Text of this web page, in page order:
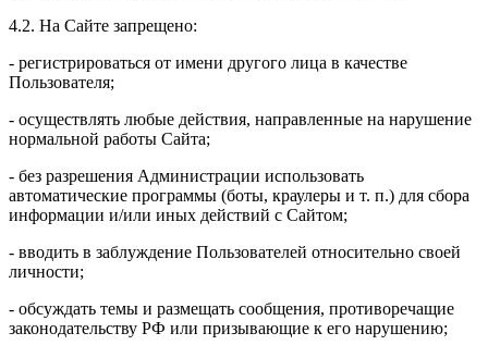
4.2. На Сайте запрещено:
- регистрироваться от имени другого лица в качестве
Пользователя;
- осуществлять любые действия, направленные на нарушение
нормальной работы Сайта;
- без разрешения Администрации использовать
автоматические программы (боты, краулеры и т. п.) для сбора
информации и/или иных действий с Сайтом;
- вводить в заблуждение Пользователей относительно своей
личности;
- обсуждать темы и размещать сообщения, противоречащие
законодательству РФ или призывающие к его нарушению;